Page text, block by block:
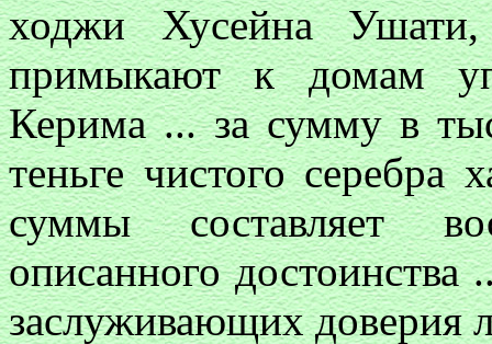
ходжи Хусейна
примыкают к домам
Керима ... за сумму в
теньге чистого серебра
суммы составляет
описанного
заслуживающих доверия